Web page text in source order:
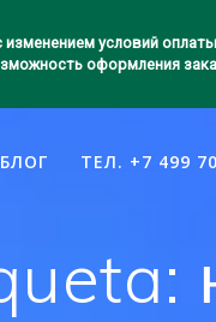
условий
оформления
БЛОГ ТЕЛ. +7 499